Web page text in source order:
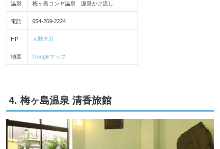
温泉 梅ヶ島コンヤ温泉 源泉かけ流し
電話 054-269-2224
HP 大野木荘
地図 Googleマップ
4. 梅ヶ島温泉 清香旅館